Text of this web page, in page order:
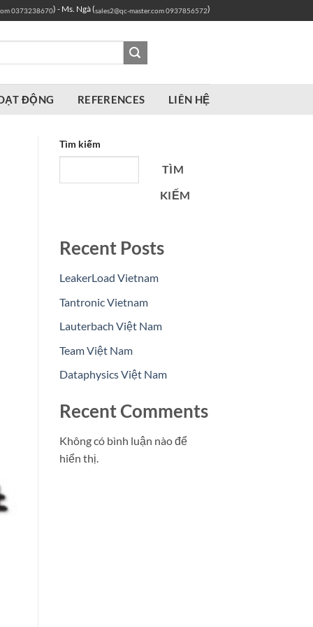
0373238670) - Ms. Ngà (sales2@qc-master.com0937856572)
ĐỘNG REFERENCES LIÊN HỆ
Tìm kiếm
TÌM
KIẾM
Recent Posts
LeakerLoad Vietnam
Tantronic Vietnam
Lauterbach Việt Nam
Team Việt Nam
Dataphysics Việt Nam
Recent Comments
Không có bình luận nào để
hiển thị.